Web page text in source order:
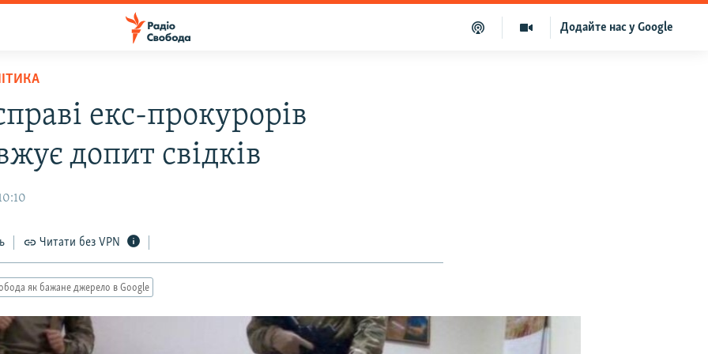
Додайте нас у Google
екс-прокурорів
допит свідків
Читати без VPN
як бажане джерело в Google